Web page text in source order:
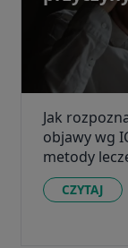
Jak
objawy wg
metody
CZYTAJ